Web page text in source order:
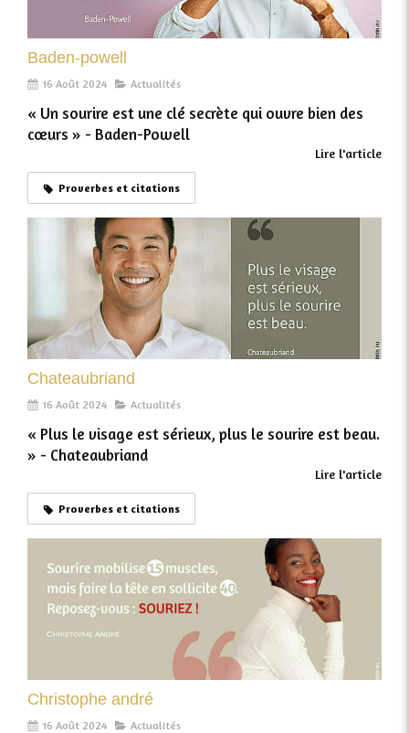
Baden-powell​
16 Août 2024 Actualités
« Un sourire est une clé secrète qui ouvre bien des
cœurs »​ - Baden-Powell​
Lire l'article
Proverbes et citations
Chateaubriand
16 Août 2024 Actualités
« Plus le visage est sérieux, plus le sourire est beau.
»​ - Chateaubriand
Lire l'article
Proverbes et citations
Christophe andré
16 Août 2024 Actualités